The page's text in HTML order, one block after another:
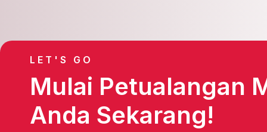
LET'S GO
Mulai Petualangan
Anda Sekarang!